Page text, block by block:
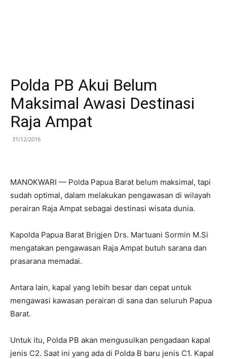
Polda PB Akui Belum
Maksimal Awasi Destinasi
Raja Ampat
31/12/2016
MANOKWARI — Polda Papua Barat belum maksimal, tapi
sudah optimal, dalam melakukan pengawasan di wilayah
perairan Raja Ampat sebagai destinasi wisata dunia.
Kapolda Papua Barat Brigjen Drs. Martuani Sormin M.Si
mengatakan pengawasan Raja Ampat butuh sarana dan
prasarana memadai.
Antara lain, kapal yang lebih besar dan cepat untuk
mengawasi kawasan perairan di sana dan seluruh Papua
Barat.
Untuk itu, Polda PB akan mengusulkan pengadaan kapal
jenis C2. Saat ini yang ada di Polda B baru jenis C1. Kapal